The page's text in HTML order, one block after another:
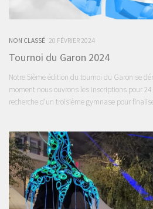
NON CLASSÉ 20 FÉVRIER 2024
Tournoi du Garon 2024
Notre 5ième édition du tournoi du Garon se
moment nous ouvrons les inscriptions pour
recherche d’un troisième gymnase pour